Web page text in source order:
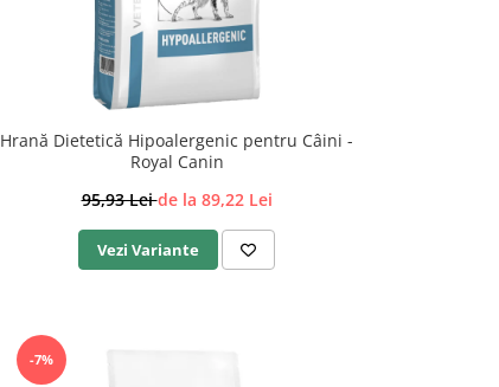
Hrană Dietetică Hipoalergenic pentru Câini -
Royal Canin
95,93 Leide la 89,22 Lei
Vezi Variante
-7%